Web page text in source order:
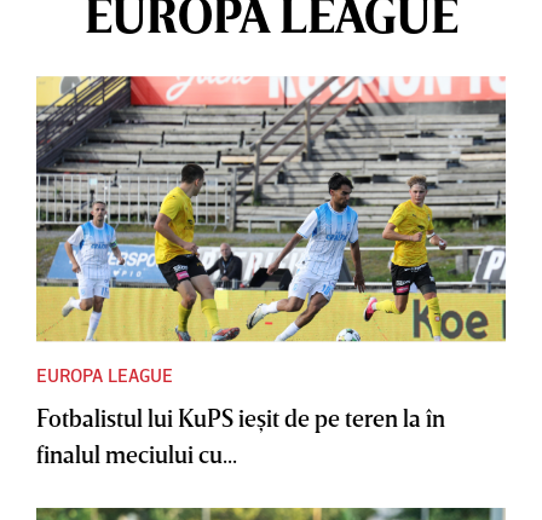
EUROPA LEAGUE
EUROPA LEAGUE
Fotbalistul lui KuPS ieşit de pe teren la în
finalul meciului cu...